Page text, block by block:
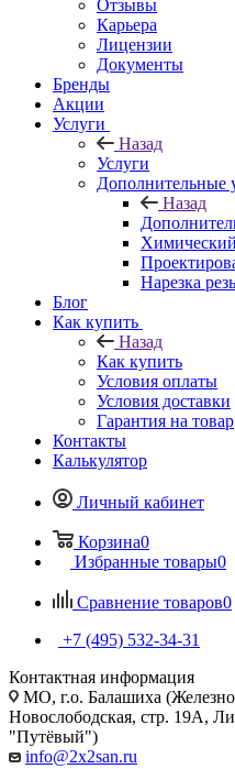
Отзывы
Карьера
Лицензии
Документы
Бренды
Акции
Услуги
Назад
Услуги
Дополнительные
Назад
Нарезка
Блог
Как купить
Назад
Как купить
Условия оплаты
Условия доставки
Гарантия на товар
Контакты
Калькулятор
Личный кабинет
Корзина0
Избранные товары0
Сравнение товаров0
+7 (495) 532‑34‑31
Контактная информация
МО, г.о. Балашиха
Новослободская, стр. 19А,
"Путёвый")
info@2x2san.ru